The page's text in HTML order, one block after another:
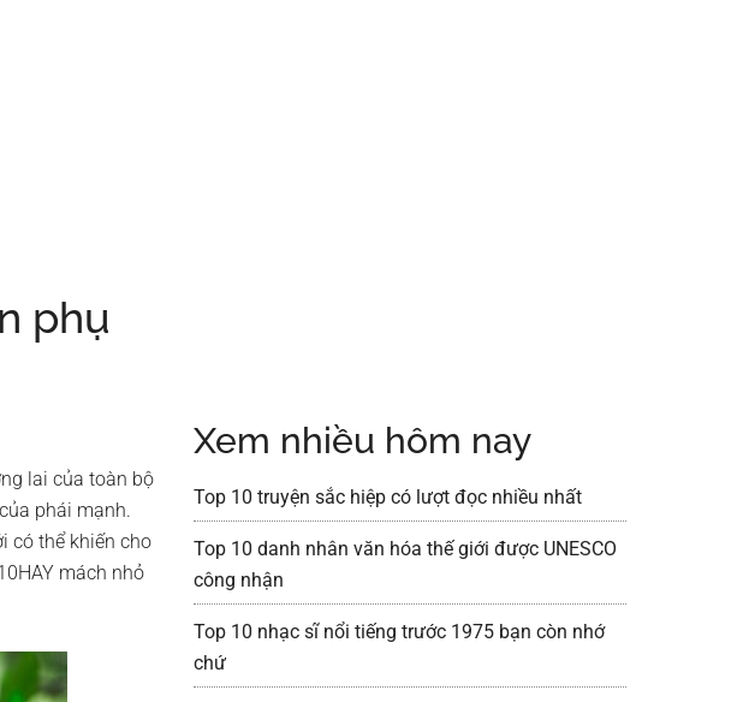
phụ
lai của toàn bộ
phái mạnh.
có thể khiến cho
mách nhỏ
Xem nhiều hôm nay
Top 10 truyện sắc hiệp có lượt đọc nhiều nhất
Top 10 danh nhân văn hóa thế giới được UNESCO
công nhận
Top 10 nhạc sĩ nổi tiếng trước 1975 bạn còn nhớ
chứ